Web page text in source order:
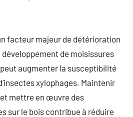
facteur majeur de détérioration
de moisissures
augmenter la susceptibilité
xylophages. Maintenir
mettre en œuvre des
sur le bois contribue à réduire